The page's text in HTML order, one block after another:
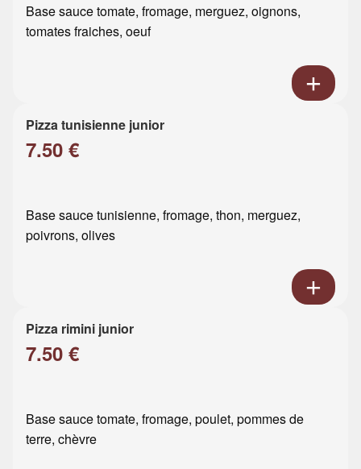
Base sauce tomate, fromage, merguez, oignons,
tomates fraiches, oeuf
Pizza tunisienne junior
7.50 €
Base sauce tunisienne, fromage, thon, merguez,
poivrons, olives
Pizza rimini junior
7.50 €
Base sauce tomate, fromage, poulet, pommes de
terre, chèvre